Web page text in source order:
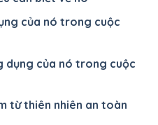
của nó trong cuộc
dụng của nó trong cuộc
từ thiên nhiên an toàn